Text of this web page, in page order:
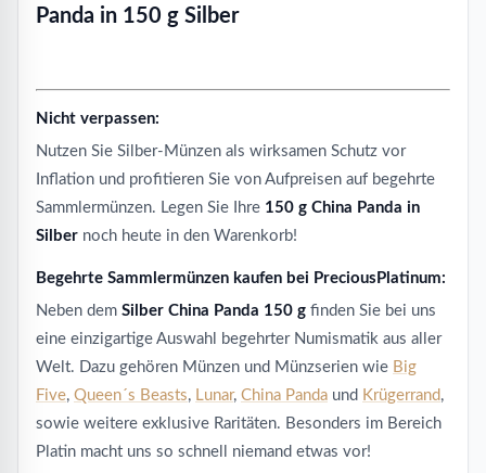
Panda in 150 g Silber
Nicht verpassen:
Nutzen Sie Silber-Münzen als wirksamen Schutz vor
Inflation und profitieren Sie von Aufpreisen auf begehrte
Sammlermünzen. Legen Sie Ihre 150 g China Panda in
Silber noch heute in den Warenkorb!
Begehrte Sammlermünzen kaufen bei PreciousPlatinum:
Neben dem Silber China Panda 150 g finden Sie bei uns
eine einzigartige Auswahl begehrter Numismatik aus aller
Welt. Dazu gehören Münzen und Münzserien wie Big
Five, Queen´s Beasts, Lunar, China Panda und Krügerrand,
sowie weitere exklusive Raritäten. Besonders im Bereich
Platin macht uns so schnell niemand etwas vor!